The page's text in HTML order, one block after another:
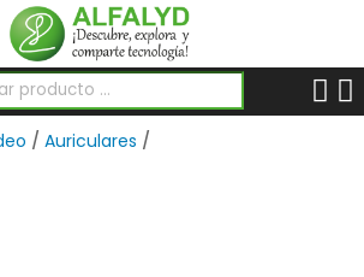
de productos
/Auriculares /